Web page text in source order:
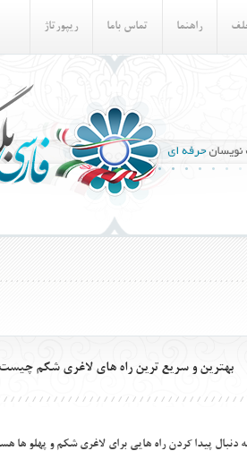
راهنما تماس باما ريپورتاژ
بهترين و سريع ترين راه هاي لاغري شكم
دنبال پيدا كردن راه هايي براي لاغري شكم و پهلو ها